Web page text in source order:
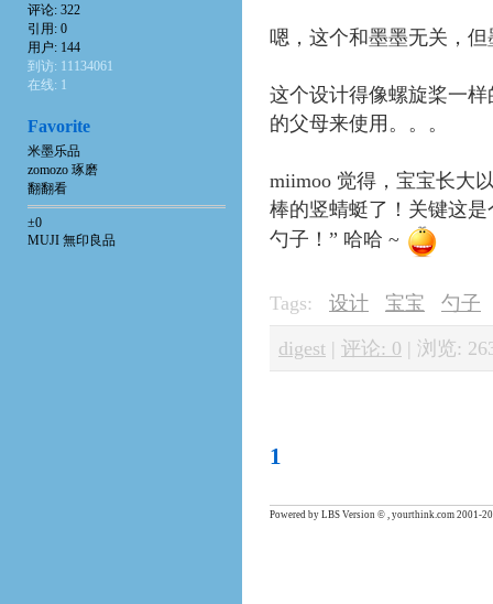
嗯，这个和墨墨无关，
这个设计得像螺旋桨一
的父母来使用。。。
miimoo 觉得，宝宝长大
棒的竖蜻蜓了！关键这
勺子！” 哈哈 ~
Tags: 设计 宝宝 勺子
digest | 评论: 0 | 浏览:
1
评论: 322
引用: 0
用户: 144
到访: 11134061
在线: 1
Favorite
米墨乐品
zomozo 琢磨
翻翻看
±0
MUJI 無印良品
Powered by LBS Version © , yourthink.com 2001-